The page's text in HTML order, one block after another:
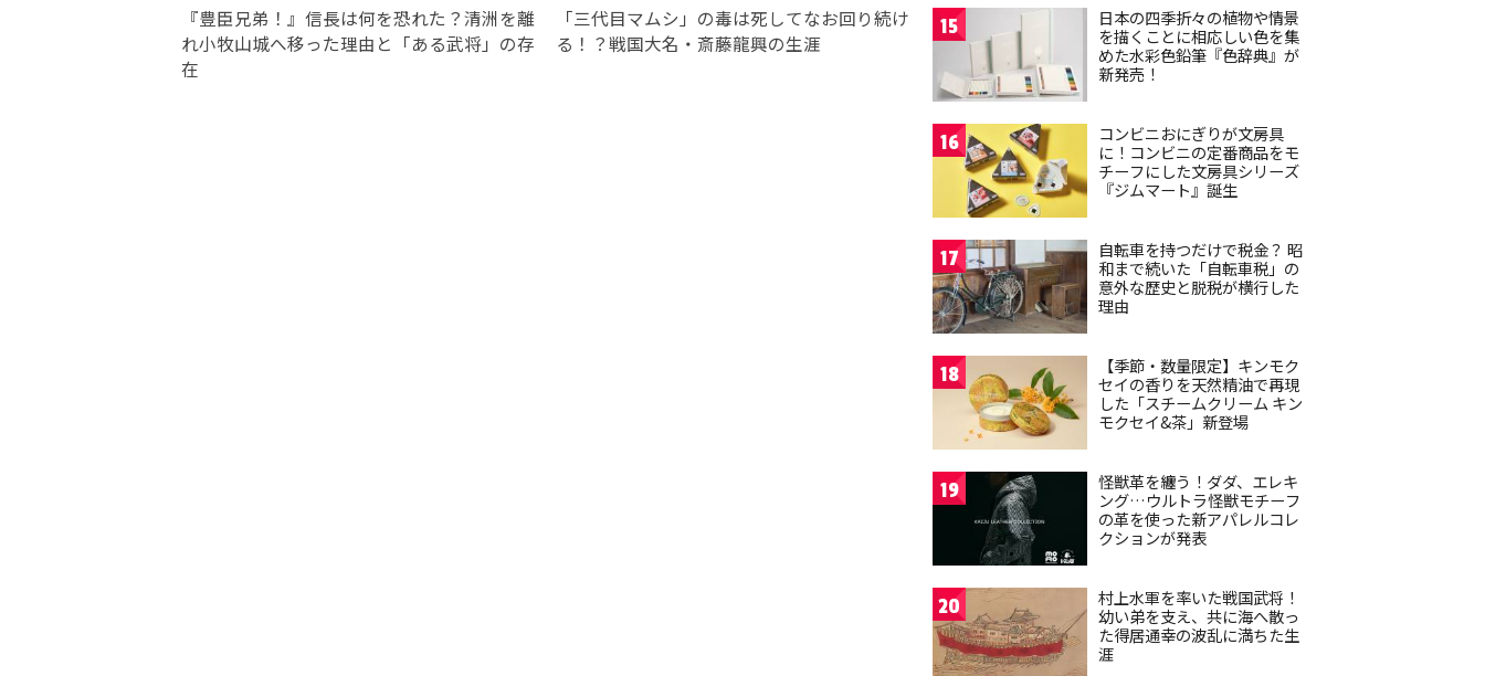
『豊臣兄弟！』信長は何を恐れた？清洲を離
れ小牧山城へ移った理由と「ある武将」の存
在
「三代目マムシ」の毒は死してなお回り続け
る！？戦国大名・斎藤龍興の生涯
15
日本の四季折々の植物や情景
を描くことに相応しい色を集
めた水彩色鉛筆『色辞典』が
新発売！
16
コンビニおにぎりが文房具
に！コンビニの定番商品をモ
チーフにした文房具シリーズ
『ジムマート』誕生
17
自転車を持つだけで税金？ 昭
和まで続いた「自転車税」の
意外な歴史と脱税が横行した
理由
18
【季節・数量限定】キンモク
セイの香りを天然精油で再現
した「スチームクリーム キン
モクセイ&茶」新登場
19
怪獣革を纏う！ダダ、エレキ
ング…ウルトラ怪獣モチーフ
の革を使った新アパレルコレ
クションが発表
20
村上水軍を率いた戦国武将！
幼い弟を支え、共に海へ散っ
た得居通幸の波乱に満ちた生
涯